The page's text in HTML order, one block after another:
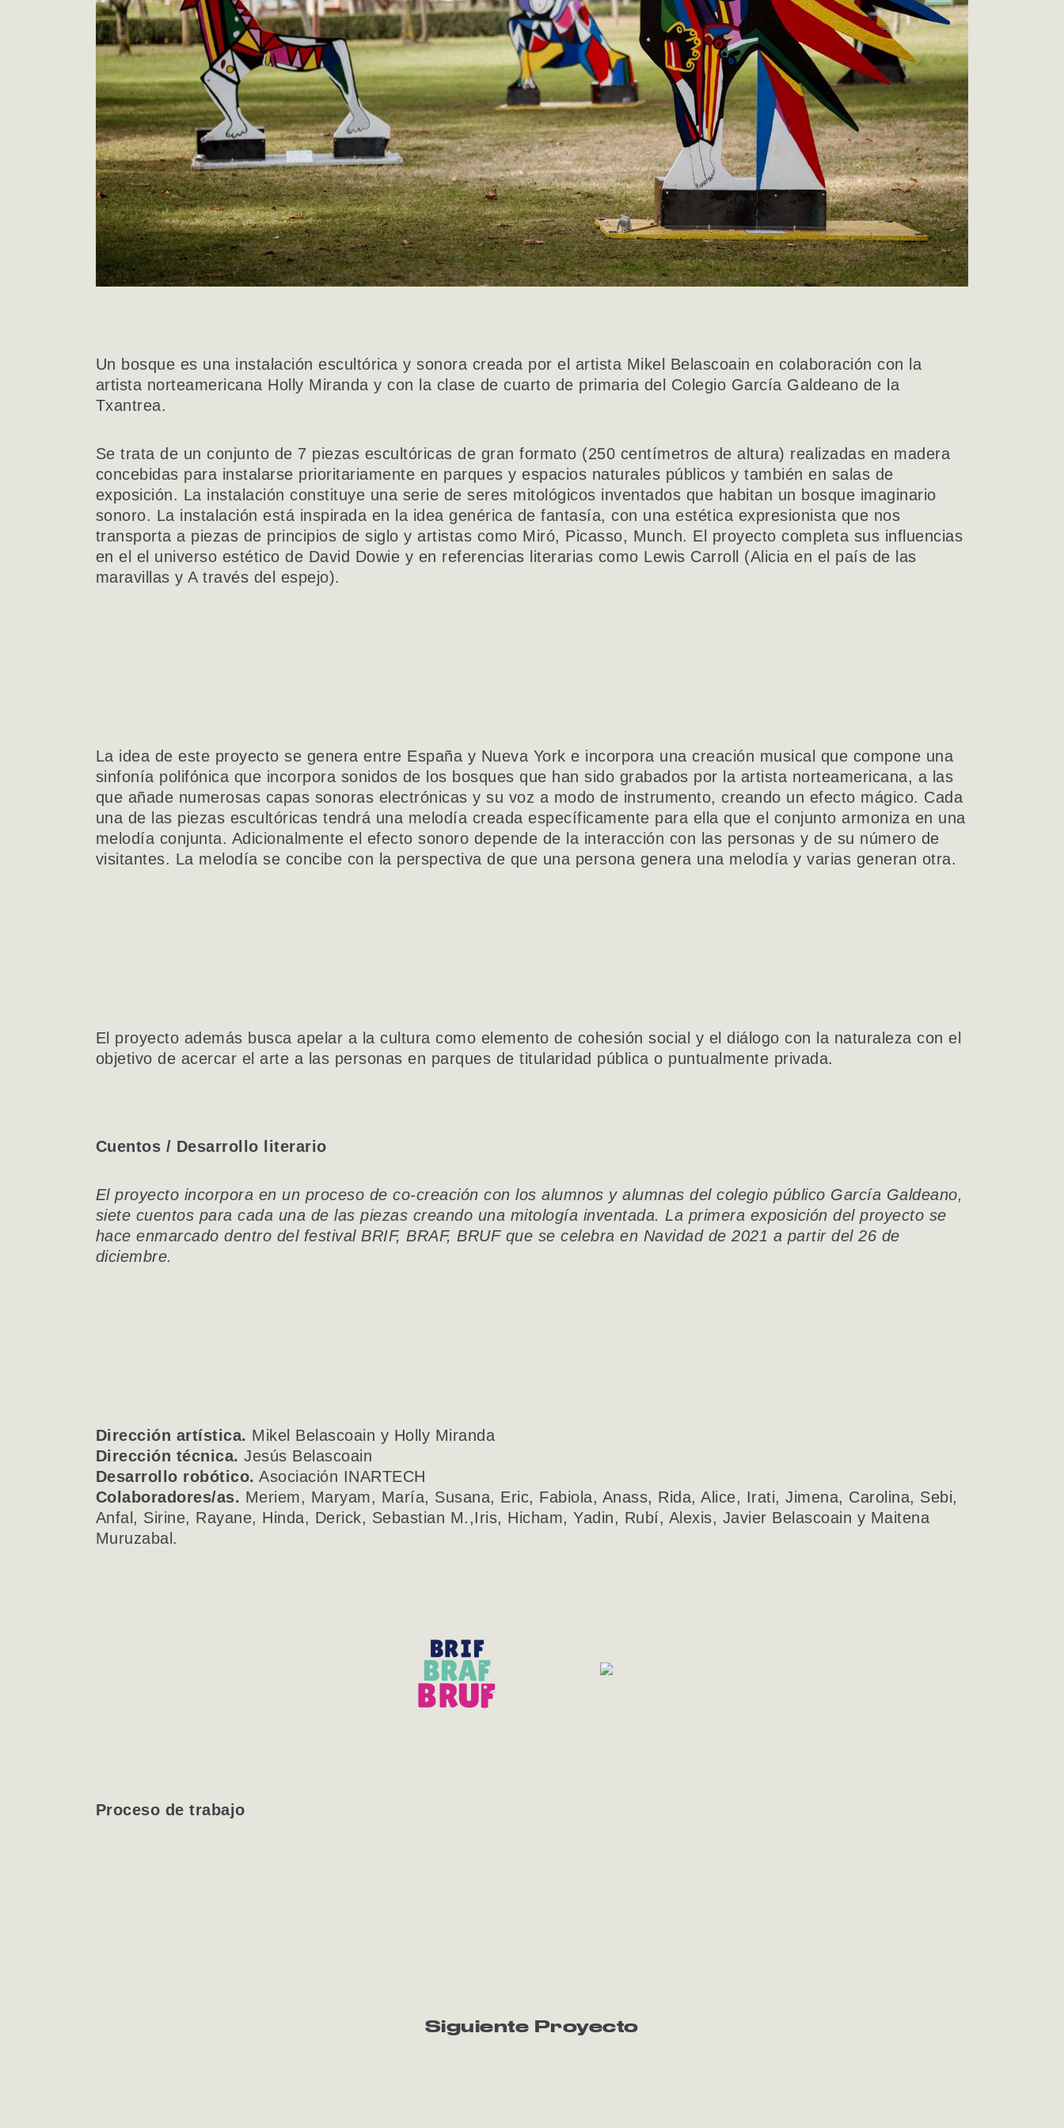
Un bosque es una instalación escultórica y sonora creada por el artista Mikel Belascoain en colaboración con la
artista norteamericana Holly Miranda y con la clase de cuarto de primaria del Colegio García Galdeano de la
Txantrea.
Se trata de un conjunto de 7 piezas escultóricas de gran formato (250 centímetros de altura) realizadas en madera
concebidas para instalarse prioritariamente en parques y espacios naturales públicos y también en salas de
exposición. La instalación constituye una serie de seres mitológicos inventados que habitan un bosque imaginario
sonoro. La instalación está inspirada en la idea genérica de fantasía, con una estética expresionista que nos
transporta a piezas de principios de siglo y artistas como Miró, Picasso, Munch. El proyecto completa sus influencias
en el el universo estético de David Dowie y en referencias literarias como Lewis Carroll (Alicia en el país de las
maravillas y A través del espejo).
La idea de este proyecto se genera entre España y Nueva York e incorpora una creación musical que compone una
sinfonía polifónica que incorpora sonidos de los bosques que han sido grabados por la artista norteamericana, a las
que añade numerosas capas sonoras electrónicas y su voz a modo de instrumento, creando un efecto mágico. Cada
una de las piezas escultóricas tendrá una melodía creada específicamente para ella que el conjunto armoniza en una
melodía conjunta. Adicionalmente el efecto sonoro depende de la interacción con las personas y de su número de
visitantes. La melodía se concibe con la perspectiva de que una persona genera una melodía y varias generan otra.
El proyecto además busca apelar a la cultura como elemento de cohesión social y el diálogo con la naturaleza con el
objetivo de acercar el arte a las personas en parques de titularidad pública o puntualmente privada.
Cuentos / Desarrollo literario
El proyecto incorpora en un proceso de co-creación con los alumnos y alumnas del colegio público García Galdeano,
siete cuentos para cada una de las piezas creando una mitología inventada. La primera exposición del proyecto se
hace enmarcado dentro del festival BRIF, BRAF, BRUF que se celebra en Navidad de 2021 a partir del 26 de
diciembre.
Dirección artística. Mikel Belascoain y Holly Miranda
Dirección técnica. Jesús Belascoain
Desarrollo robótico. Asociación INARTECH
Colaboradores/as. Meriem, Maryam, María, Susana, Eric, Fabiola, Anass, Rida, Alice, Irati, Jimena, Carolina, Sebi,
Anfal, Sirine, Rayane, Hinda, Derick, Sebastian M.,Iris, Hicham, Yadin, Rubí, Alexis, Javier Belascoain y Maitena
Muruzabal.
Proceso de trabajo
Siguiente Proyecto